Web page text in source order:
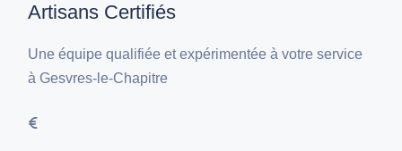
Artisans Certifiés
Une équipe qualifiée et expérimentée à votre service
à Gesvres-le-Chapitre